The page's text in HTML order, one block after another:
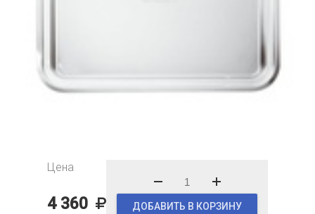
Цена
4 360 ДОБАВИТЬ В КОРЗИНУ